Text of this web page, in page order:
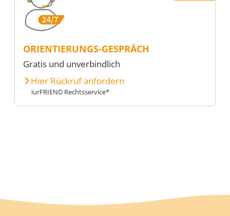
ORIENTIERUNGS-GESPRÄCH
Gratis und unverbindlich
Hier Rückruf anfordern
iurFRIEND Rechtsservice*